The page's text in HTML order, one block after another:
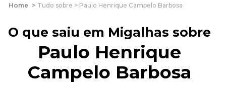
Home > Tudo sobre > Paulo Henrique Campelo Barbosa
O que saiu em Migalhas sobre
Paulo Henrique
Campelo Barbosa